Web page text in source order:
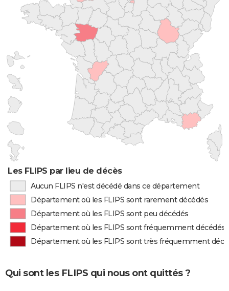
Les FLIPS par lieu de décès
Aucun FLIPS n'est décédé dans ce département
Département où les FLIPS sont rarement décédés
Département où les FLIPS sont peu décédés
Département où les FLIPS sont fréquemment décédés
Département où les FLIPS sont très fréquemment
Qui sont les FLIPS qui nous ont quittés ?